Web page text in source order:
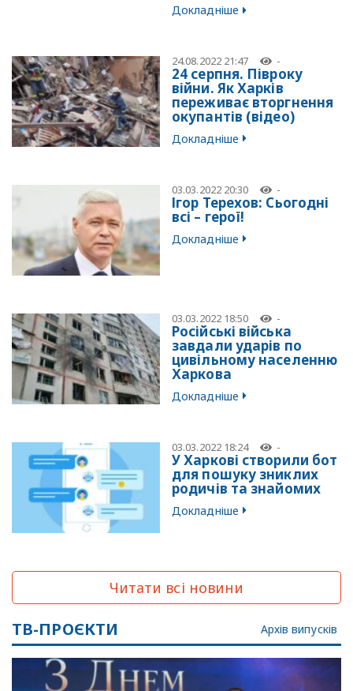
Докладніше
24.08.2022 21:47 -
24 серпня. Півроку
війни. Як Харків
переживає вторгнення
окупантів (відео)
Докладніше
03.03.2022 20:30 -
Ігор Терехов: Сьогодні
всі – герої!
Докладніше
03.03.2022 18:50 -
Російські війська
завдали ударів по
цивільному населенню
Харкова
Докладніше
03.03.2022 18:24 -
У Харкові створили бот
для пошуку зниклих
родичів та знайомих
Докладніше
Читати всі новини
ТВ-ПРОЄКТИ Архів випусків